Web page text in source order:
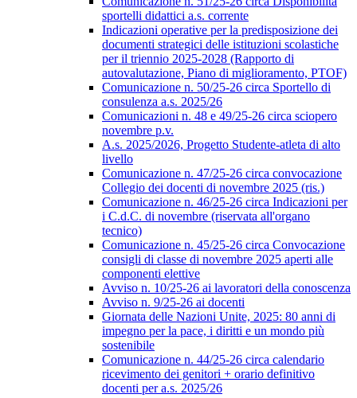
sportelli didattici a.s. corrente
Indicazioni operative per la predisposizione dei
documenti strategici delle istituzioni scolastiche
per il triennio 2025-2028 (Rapporto di
autovalutazione, Piano di miglioramento, PTOF)
Comunicazione n. 50/25-26 circa Sportello di
consulenza a.s. 2025/26
Comunicazioni n. 48 e 49/25-26 circa sciopero
novembre p.v.
A.s. 2025/2026, Progetto Studente-atleta di alto
livello
Comunicazione n. 47/25-26 circa convocazione
Collegio dei docenti di novembre 2025 (ris.)
Comunicazione n. 46/25-26 circa Indicazioni per
i C.d.C. di novembre (riservata all'organo
tecnico)
Comunicazione n. 45/25-26 circa Convocazione
consigli di classe di novembre 2025 aperti alle
componenti elettive
Avviso n. 10/25-26 ai lavoratori della conoscenza
Avviso n. 9/25-26 ai docenti
Giornata delle Nazioni Unite, 2025: 80 anni di
impegno per la pace, i diritti e un mondo più
sostenibile
Comunicazione n. 44/25-26 circa calendario
ricevimento dei genitori + orario definitivo
docenti per a.s. 2025/26